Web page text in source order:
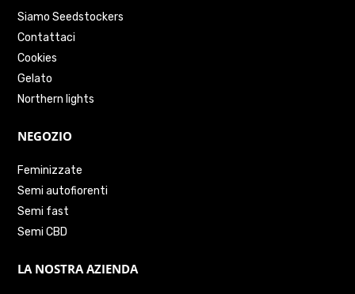
Siamo Seedstockers
Contattaci
Cookies
Gelato
Northern lights
NEGOZIO
Feminizzate
Semi autofiorenti
Semi fast
Semi CBD
LA NOSTRA AZIENDA